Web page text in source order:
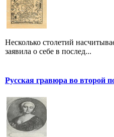
Несколько столетий
заявила о себе в послед...
Русская гравюра во второй